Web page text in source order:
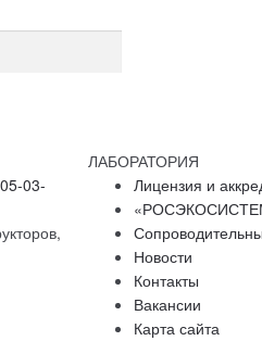
03-
ЛАБОРАТОРИЯ
Лицензия и
Новости
Контакты
Вакансии
Карта сайта